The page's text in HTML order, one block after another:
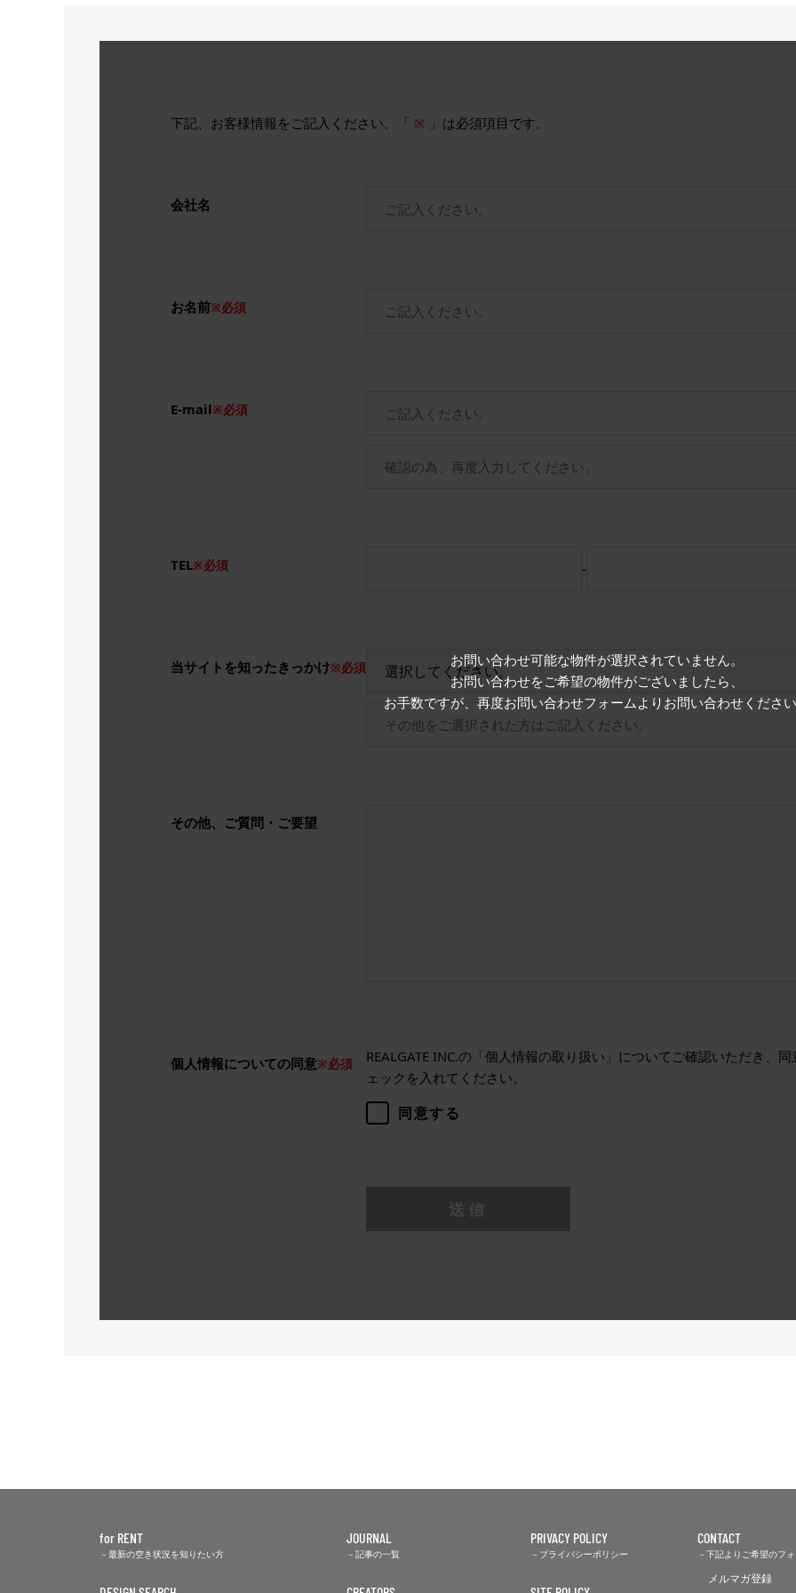
お問い合わせ可能な物件が選択されていません。
お問い合わせをご希望の物件がございましたら、
お手数ですが、再度お問い合わせフォームよりお問い合わせくださ
下記、お客様情報をご記入ください。「 ※ 」は必須項目です。
会社名
お名前※必須
E-mail※必須
TEL※必須 -
当サイトを知ったきっかけ※必須
その他、ご質問・ご要望
個人情報についての同意※必須
REALGATE INC.の「個人情報の取り扱い」についてご確認いただき、
ェックを入れてください。
同意する
for RENT
最新の空き状況を知りたい方
JOURNAL
記事の一覧
PRIVACY POLICY
プライバシーポリシー
CONTACT
下記よりご希望のフ
メルマガ登録